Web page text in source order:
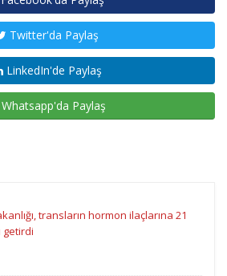
Twitter'da Paylaş
LinkedIn'de Paylaş
Whatsapp'da Paylaş
transların hormon ilaçlarına 21
getirdi